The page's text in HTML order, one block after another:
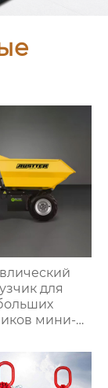
для
мини-